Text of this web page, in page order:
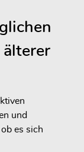
und
es sich